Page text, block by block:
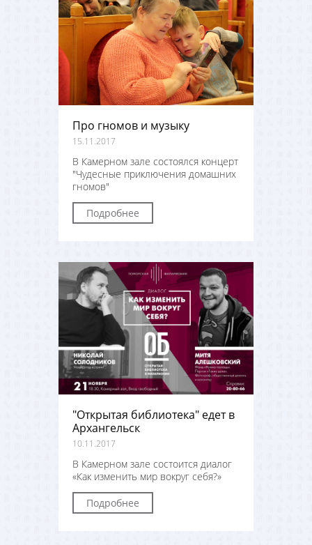
Про гномов и музыку
15.11.2017
В Камерном зале состоялся концерт
"Чудесные приключения домашних
гномов"
Подробнее
"Открытая библиотека" едет в
Архангельск
10.11.2017
В Камерном зале состоится диалог
«Как изменить мир вокруг себя?»
Подробнее